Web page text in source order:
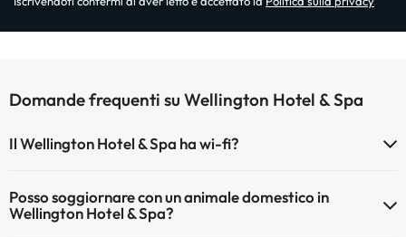
Domande frequenti su Wellington Hotel & Spa
Il Wellington Hotel & Spa ha wi-fi?
Posso soggiornare con un animale domestico in
Wellington Hotel & Spa?